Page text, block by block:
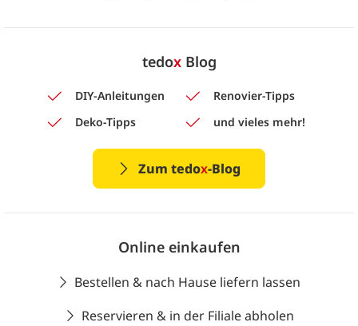
tedoxBlog
DIY-Anleitungen
Renovier-Tipps
Deko-Tipps
und vieles mehr!
Zum tedox-Blog
Online einkaufen
Bestellen & nach Hause liefern lassen
Reservieren & in der Filiale abholen